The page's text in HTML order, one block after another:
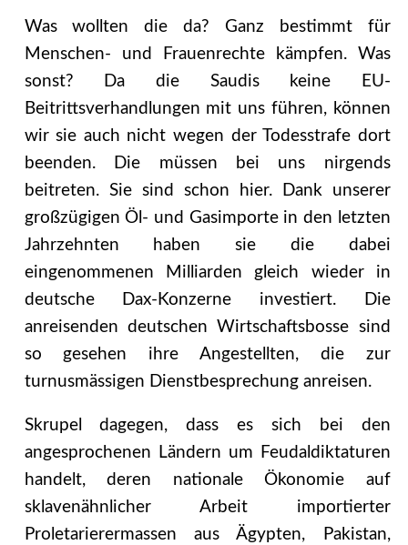
Was wollten die da? Ganz bestimmt für
Menschen- und Frauenrechte kämpfen. Was
sonst? Da die Saudis keine EU-
Beitrittsverhandlungen mit uns führen, können
wir sie auch nicht wegen der Todesstrafe dort
beenden. Die müssen bei uns nirgends
beitreten. Sie sind schon hier.Dank unserer
großzügigen Öl- und Gasimporte in den letzten
Jahrzehnten haben sie die dabei
eingenommenen Milliarden gleich wieder in
deutsche Dax-Konzerne investiert. Die
anreisenden deutschen Wirtschaftsbosse sind
so gesehen ihre Angestellten, die zur
turnusmässigen Dienstbesprechung anreisen.
Skrupel dagegen, dass es sich bei den
angesprochenen Ländern um Feudaldiktaturen
handelt, deren nationale Ökonomie auf
sklavenähnlicher Arbeit importierter
Proletarierermassen aus Ägypten, Pakistan,